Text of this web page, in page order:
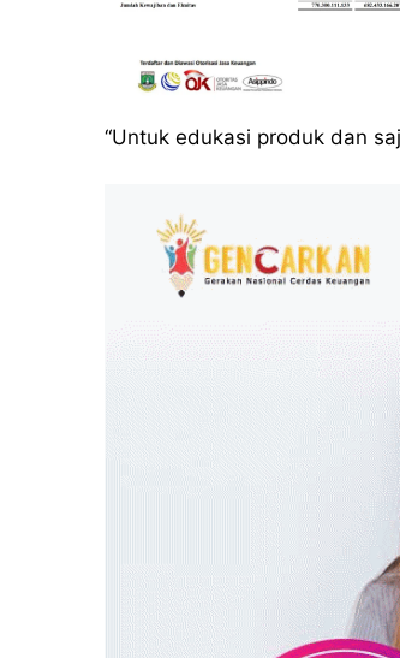
“Untuk edukasi produk dan